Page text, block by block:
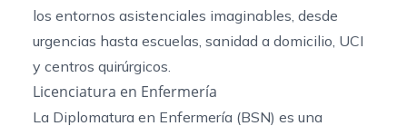
los entornos asistenciales imaginables, desde
urgencias hasta escuelas, sanidad a domicilio, UCI
y centros quirúrgicos.
Licenciatura en Enfermería
La Diplomatura en Enfermería (BSN) es una